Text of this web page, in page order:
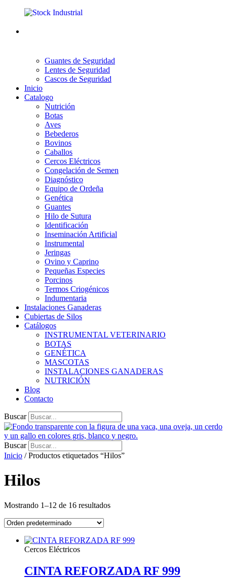
Guantes de Seguridad
Lentes de Seguridad
Cascos de Seguridad
Inicio
Catalogo
Nutrición
Botas
Aves
Bebederos
Bovinos
Caballos
Cercos Eléctricos
Congelación de Semen
Diagnóstico
Equipo de Ordeña
Genética
Guantes
Hilo de Sutura
Identificación
Inseminación Artificial
Instrumental
Jeringas
Ovino y Caprino
Pequeñas Especies
Porcinos
Termos Criogénicos
Indumentaria
Instalaciones Ganaderas
Cubiertas de Silos
Catálogos
INSTRUMENTAL VETERINARIO
BOTAS
GENÉTICA
MASCOTAS
INSTALACIONES GANADERAS
NUTRICIÓN
Blog
Contacto
Buscar
Buscar
Inicio / Productos etiquetados “Hilos”
Hilos
Mostrando 1–12 de 16 resultados
Cercos Eléctricos
CINTA REFORZADA RF 999